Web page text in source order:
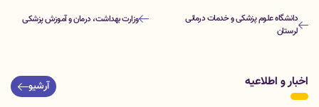
دانشگاه علوم پزشکی و خدمات درمانی
لرستان
وزارت بهداشت، درمان و آموزش پزشکی
اخبار و اطلاعیه آرشیو